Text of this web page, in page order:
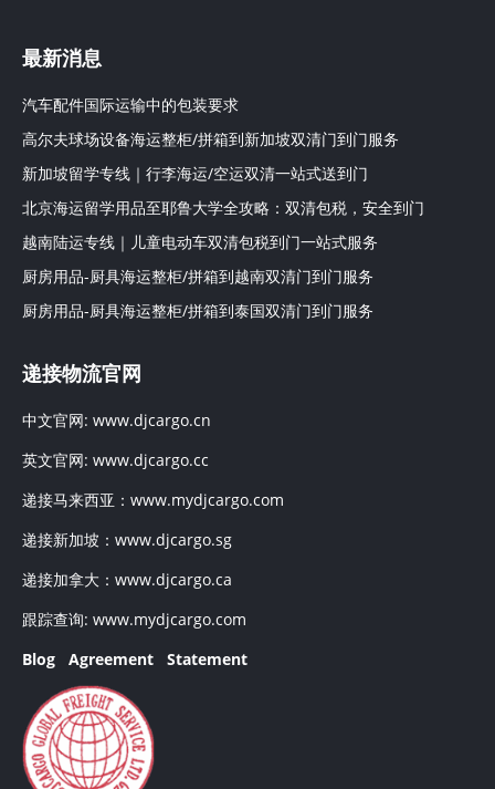
最新消息
汽车配件国际运输中的包装要求
高尔夫球场设备海运整柜/拼箱到新加坡双清门到门服务
新加坡留学专线｜行李海运/空运双清一站式送到门
北京海运留学用品至耶鲁大学全攻略：双清包税，安全到门
越南陆运专线｜儿童电动车双清包税到门一站式服务
厨房用品-厨具海运整柜/拼箱到越南双清门到门服务
厨房用品-厨具海运整柜/拼箱到泰国双清门到门服务
递接物流官网
中文官网: www.djcargo.cn
英文官网: www.djcargo.cc
递接马来西亚： www.mydjcargo.com
递接新加坡： www.djcargo.sg
递接加拿大： www.djcargo.ca
跟踪查询: www.mydjcargo.com
Blog
Agreement Statement